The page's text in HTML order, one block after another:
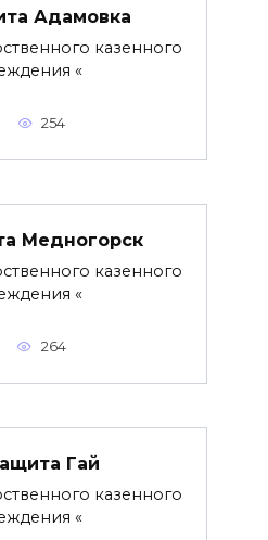
Адамовка
казенного
«
254
Медногорск
казенного
«
264
Гай
казенного
«